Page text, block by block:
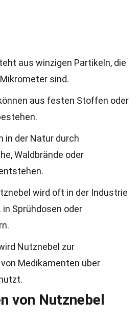
aus winzigen Partikeln, die
sind.
aus festen Stoffen oder
in der Natur durch
Waldbrände oder
wird oft in der Industrie
in Sprühdosen oder
Nutznebel zur
Medikamenten über
von Nutznebel